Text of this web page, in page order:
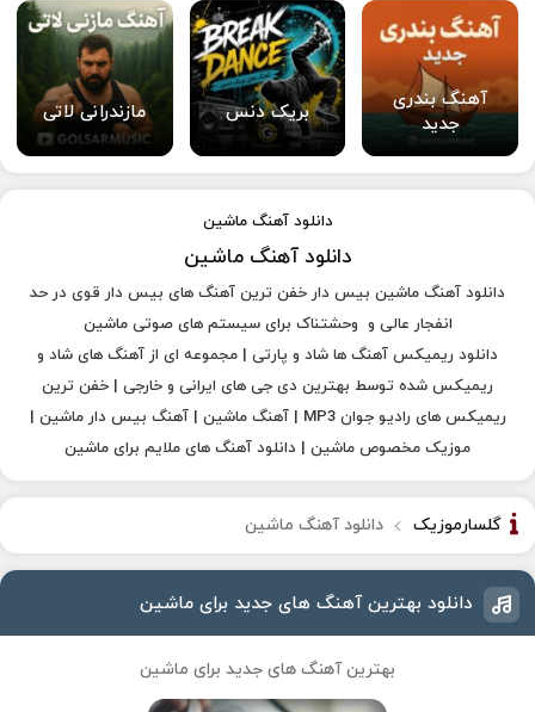
آهنگ بندری
جدید
بریک دنس مازندرانی لاتی
دانلود آهنگ ماشین
دانلود آهنگ ماشین
دانلود آهنگ ماشین بیس دار خفن ترین آهنگ های بیس دار قوی در حد
انفجار عالی و وحشتناک برای سیستم های صوتی ماشین
دانلود ریمیکس آهنگ ها شاد و پارتی | مجموعه ای از آهنگ های شاد و
ریمیکس شده توسط بهترین دی جی های ایرانی و خارجی | خفن ترین
ریمیکس های رادیو جوان MP3 | آهنگ ماشین | آهنگ بیس دار ماشین |
موزیک مخصوص ماشین | دانلود آهنگ های ملایم برای ماشین
گلسارموزیک دانلود آهنگ ماشین
دانلود بهترین آهنگ های جدید برای ماشین
بهترین آهنگ های جدید برای ماشین